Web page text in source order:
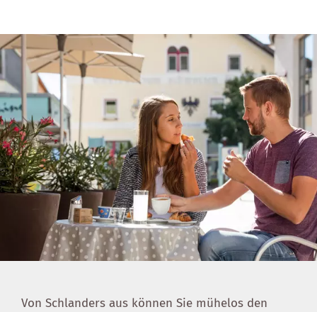
Von Schlanders aus können Sie mühelos den